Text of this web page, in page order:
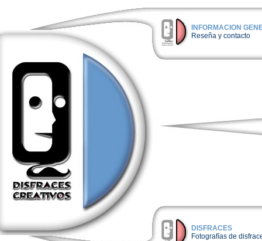
INFORMACION
Reseña y contacto
DISFRACES
Fotografías de